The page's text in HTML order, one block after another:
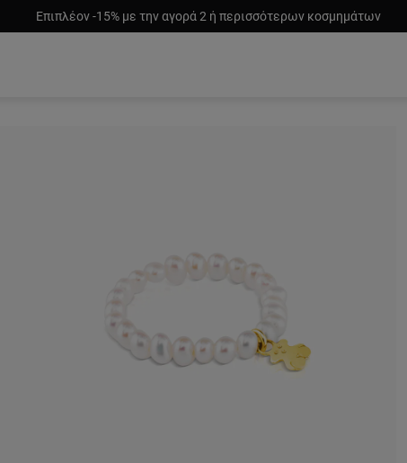
Επιπλέον -15% με την αγορά 2 ή περισσότερων κοσμημάτων